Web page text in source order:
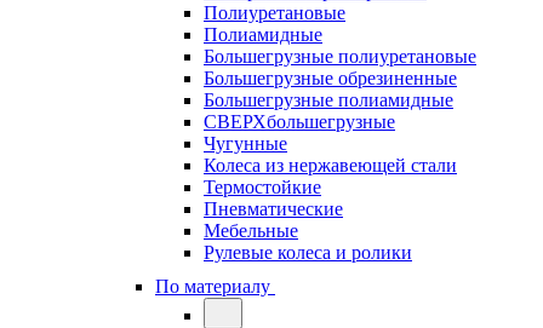
Полиуретановые
Полиамидные
Большегрузные полиуретановые
Большегрузные обрезиненные
Большегрузные полиамидные
СВЕРХбольшегрузные
Чугунные
Колеса из нержавеющей стали
Термостойкие
Пневматические
Мебельные
Рулевые колеса и ролики
По материалу